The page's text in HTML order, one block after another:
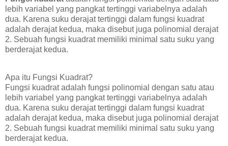
lebih variabel yang pangkat tertinggi variabelnya adalah
dua. Karena suku derajat tertinggi dalam fungsi kuadrat
adalah derajat kedua, maka disebut juga polinomial derajat
2. Sebuah fungsi kuadrat memiliki minimal satu suku yang
berderajat kedua.
Apa itu Fungsi Kuadrat?
Fungsi kuadrat adalah fungsi polinomial dengan satu atau
lebih variabel yang pangkat tertinggi variabelnya adalah
dua. Karena suku derajat tertinggi dalam fungsi kuadrat
adalah derajat kedua, maka disebut juga polinomial derajat
2. Sebuah fungsi kuadrat memiliki minimal satu suku yang
berderajat kedua.